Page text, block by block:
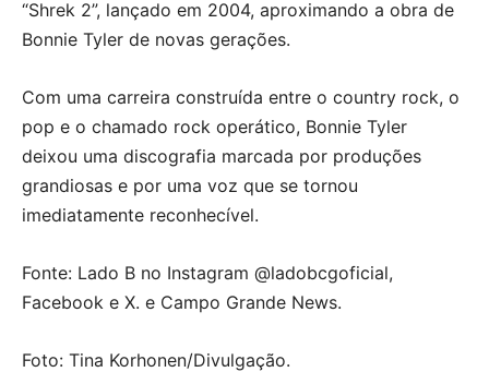
“Shrek 2”, lançado em 2004, aproximando a obra de
Bonnie Tyler de novas gerações.
Com uma carreira construída entre o country rock, o
pop e o chamado rock operático, Bonnie Tyler
deixou uma discografia marcada por produções
grandiosas e por uma voz que se tornou
imediatamente reconhecível.
Fonte: Lado B no Instagram @ladobcgoficial,
Facebook e X. e Campo Grande News.
Foto: Tina Korhonen/Divulgação.